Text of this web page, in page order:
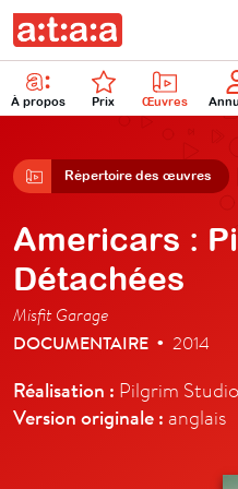
À propos Prix Œuvres
Répertoire des œuvres
Americars :
Détachées
Misfit Garage
DOCUMENTAIRE • 2014
Réalisation : Pilgrim
Version originale : anglais